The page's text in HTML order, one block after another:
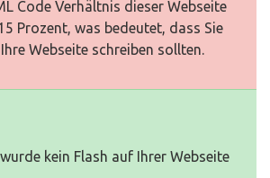
Code Verhältnis dieser Webseite
Prozent, was bedeutet, dass Sie
Webseite schreiben sollten.
kein Flash auf Ihrer Webseite